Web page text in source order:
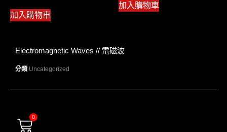
Electromagnetic Waves // 電磁波
分類 Uncategorized
0
加入購物車
加入購物車